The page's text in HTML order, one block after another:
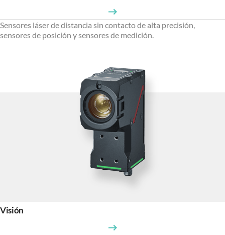
Sensores láser de distancia sin contacto de alta precisión,
sensores de posición y sensores de medición.
Visión